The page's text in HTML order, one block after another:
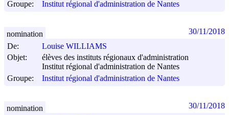
Groupe:
Institut régional d'administration de Nantes
De:
Louise WILLIAMS
Objet:
élèves des instituts régionaux d'administration
Institut régional d'administration de Nantes
Groupe:
Institut régional d'administration de Nantes
nomination 30/11/2018
nomination 30/11/2018